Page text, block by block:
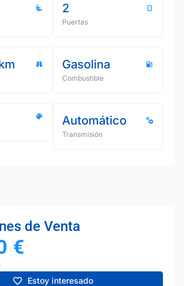
2
Puertas
Gasolina
Combustible
Automático
Transmisión
de Venta
€
Estoy interesado